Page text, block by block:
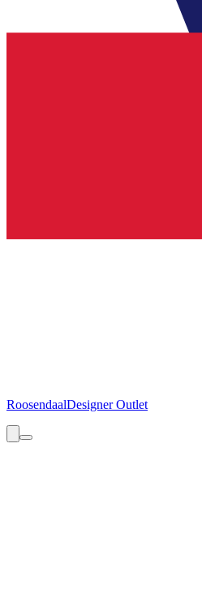
RoosendaalDesigner Outlet